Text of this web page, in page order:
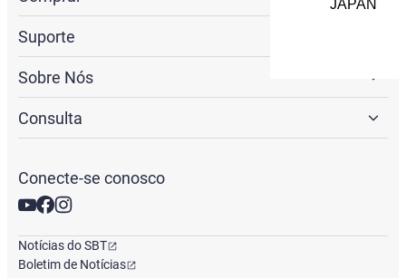
Suporte
Sobre Nós
Consulta
Conecte-se conosco
Notícias do SBT
Boletim de Notícias